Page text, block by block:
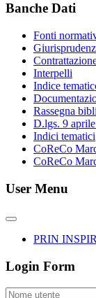
Banche Dati
Fonti
Interpelli
Indice
Rassegna
D.lgs. 9
Indici tematici
CoReCo
CoReCo
User Menu
PRIN
Login Form